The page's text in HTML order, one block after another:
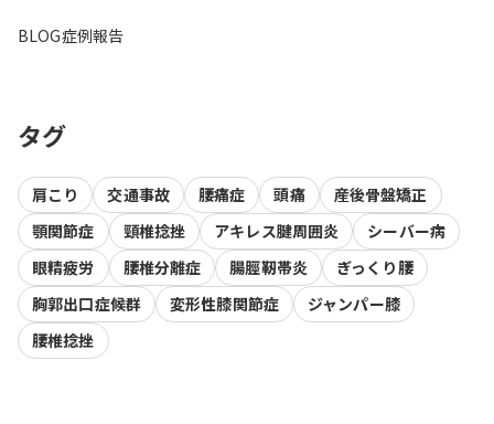
BLOG症例報告
タグ
肩こり 交通事故 腰痛症 頭痛
産後骨盤矯正
顎関節症
頸椎捻挫 アキレス腱周囲炎
シーバー病
眼精疲労
腰椎分離症 腸脛靭帯炎
ぎっくり腰
胸郭出口症候群
変形性膝関節症
ジャンパー膝
腰椎捻挫